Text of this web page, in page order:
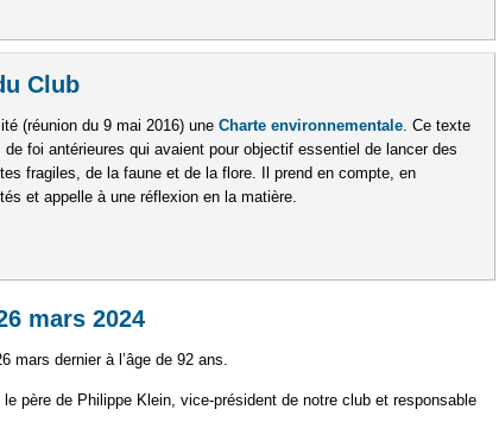
Club
(réunion du 9 mai 2016) une Charte environnementale. Ce texte
foi antérieures qui avaient pour objectif essentiel de lancer des
fragiles, de la faune et de la flore. Il prend en compte, en
et appelle à une réflexion en la matière.
mars 2024
mars dernier à l’âge de 92 ans.
père de Philippe Klein, vice-président de notre club et responsable